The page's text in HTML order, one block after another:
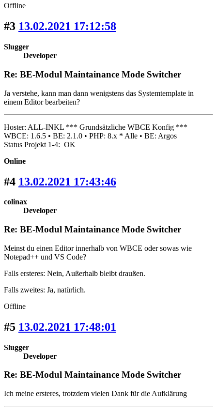
Offline
#3 13.02.2021 17:12:58
Slugger
Developer
Re: BE-Modul Maintainance Mode Switcher
Ja verstehe, kann man dann wenigstens das Systemtemplate in
einem Editor bearbeiten?
Hoster: ALL-INKL *** Grundsätzliche WBCE Konfig ***
WBCE: 1.6.5 • BE: 2.1.0 • PHP: 8.x * Alle • BE: Argos
Status Projekt 1-4: OK
Online
#4 13.02.2021 17:43:46
colinax
Developer
Re: BE-Modul Maintainance Mode Switcher
Meinst du einen Editor innerhalb von WBCE oder sowas wie
Notepad++ und VS Code?
Falls ersteres: Nein, Außerhalb bleibt draußen.
Falls zweites: Ja, natürlich.
Offline
#5 13.02.2021 17:48:01
Slugger
Developer
Re: BE-Modul Maintainance Mode Switcher
Ich meine ersteres, trotzdem vielen Dank für die Aufklärung